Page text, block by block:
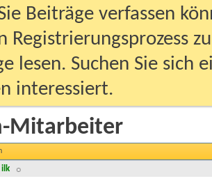
Beiträge verfassen
Registrierungsprozess
lesen. Suchen Sie sich
interessiert.
Mitarbeiter
ilk